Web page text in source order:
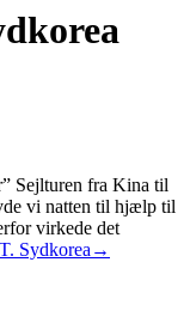
Sejlturen fra Kina til
vi natten til hjælp til
virkede det
Sydkorea →